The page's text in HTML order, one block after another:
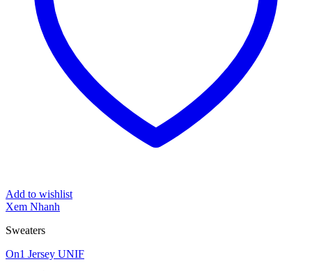
Add to wishlist
Xem Nhanh
Sweaters
On1 Jersey UNIF